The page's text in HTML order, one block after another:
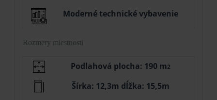
Moderné technické vybavenie
Rozmery miestnosti
Podlahová plocha: 190 m2
Šírka: 12,3m dĺžka: 15,5m